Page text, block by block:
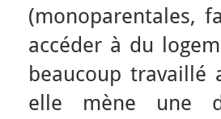
(monoparentales,
accéder à du
beaucoup travaillé
elle mène une